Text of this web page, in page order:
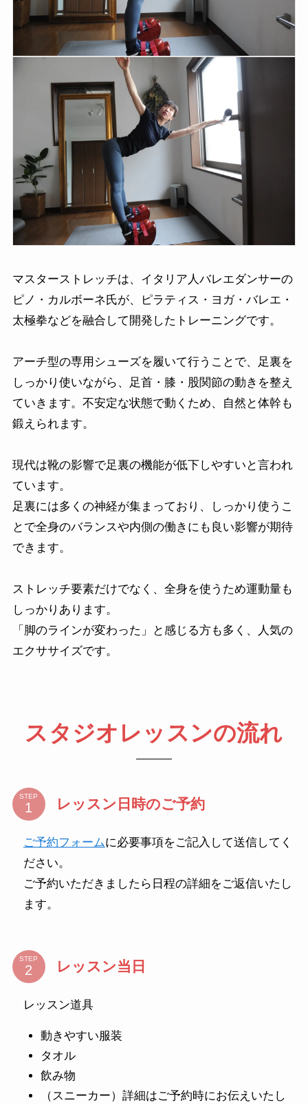
マスターストレッチは、イタリア人バレエダンサーの
ピノ・カルボーネ氏が、ピラティス・ヨガ・バレエ・
太極拳などを融合して開発したトレーニングです。
アーチ型の専用シューズを履いて行うことで、足裏を
しっかり使いながら、足首・膝・股関節の動きを整え
ていきます。不安定な状態で動くため、自然と体幹も
鍛えられます。
現代は靴の影響で足裏の機能が低下しやすいと言われ
ています。
足裏には多くの神経が集まっており、しっかり使うこ
とで全身のバランスや内側の働きにも良い影響が期待
できます。
ストレッチ要素だけでなく、全身を使うため運動量も
しっかりあります。
「脚のラインが変わった」と感じる方も多く、人気の
エクササイズです。
スタジオレッスンの流れ
STEP レッスン日時のご予約
ご予約フォームに必要事項をご記入して送信してく
ださい。
ご予約いただきましたら日程の詳細をご返信いたし
ます。
STEP レッスン当日
レッスン道具
動きやすい服装
タオル
飲み物
（スニーカー）詳細はご予約時にお伝えいたし